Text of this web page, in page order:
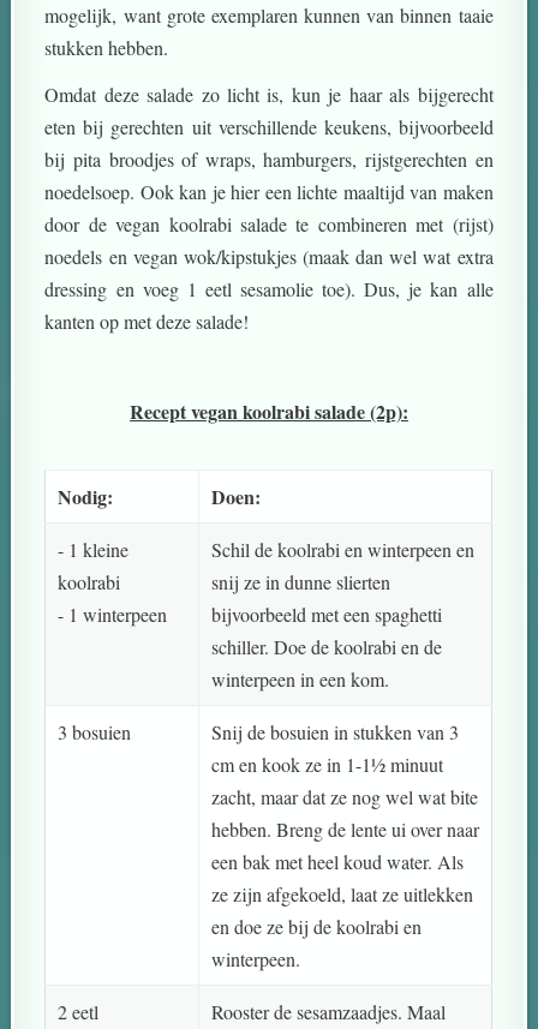
mogelijk, want grote exemplaren kunnen van binnen taaie
stukken hebben.
Omdat deze salade zo licht is, kun je haar als bijgerecht
eten bij gerechten uit verschillende keukens, bijvoorbeeld
bij pita broodjes of wraps, hamburgers, rijstgerechten en
noedelsoep. Ook kan je hier een lichte maaltijd van maken
door de vegan koolrabi salade te combineren met (rijst)
noedels en vegan wok/kipstukjes (maak dan wel wat extra
dressing en voeg 1 eetl sesamolie toe). Dus, je kan alle
kanten op met deze salade!
Recept vegan koolrabi salade (2p):
Nodig: Doen:
- 1 kleine
koolrabi
- 1 winterpeen
Schil de koolrabi en winterpeen en
snij ze in dunne slierten
bijvoorbeeld met een spaghetti
schiller. Doe de koolrabi en de
winterpeen in een kom.
3 bosuien
Snij de bosuien in stukken van 3
cm en kook ze in 1-1½ minuut
zacht, maar dat ze nog wel wat bite
hebben. Breng de lente ui over naar
een bak met heel koud water. Als
ze zijn afgekoeld, laat ze uitlekken
en doe ze bij de koolrabi en
winterpeen.
2 eetl Rooster de sesamzaadjes. Maal